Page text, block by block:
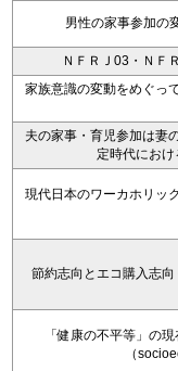
男性の家事参加の
ＮＦＲＪ03・ＮＦ
家族意識の変動をめぐっ
夫の家事・育児参加は妻
定時代にお
現代日本のワーカホリッ
節約志向とエコ購入志
「健康の不平等」の
（